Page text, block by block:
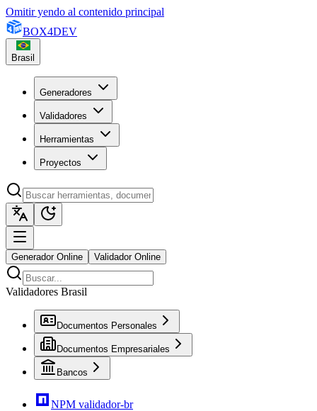
Omitir yendo al contenido principal
BOX4DEV
Brasil
Generadores
Validadores
Herramientas
Proyectos
Generador Online Validador Online
Validadores Brasil
Documentos Personales
Documentos Empresariales
Bancos
NPM validador-br